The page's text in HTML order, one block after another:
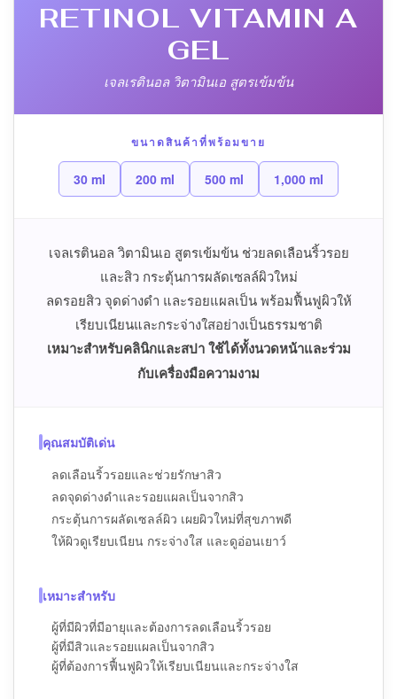
RETINOL VITAMIN A
GEL
เจลเรตินอล วิตามินเอ สูตรเข้มข้น
ขนาดสินค้าที่พร้อมขาย
30 ml 200 ml 500 ml 1,000 ml
เจลเรตินอล วิตามินเอ สูตรเข้มข้น ช่วยลดเลือนริ้วรอย
และสิว กระตุ้นการผลัดเซลล์ผิวใหม่
ลดรอยสิว จุดด่างดำ และรอยแผลเป็น พร้อมฟื้นฟูผิวให้
เรียบเนียนและกระจ่างใสอย่างเป็นธรรมชาติ
เหมาะสำหรับคลินิกและสปา ใช้ได้ทั้งนวดหน้าและร่วม
กับเครื่องมือความงาม
คุณสมบัติเด่น
ลดเลือนริ้วรอยและช่วยรักษาสิว
ลดจุดด่างดำและรอยแผลเป็นจากสิว
กระตุ้นการผลัดเซลล์ผิว เผยผิวใหม่ที่สุขภาพดี
ให้ผิวดูเรียบเนียน กระจ่างใส และดูอ่อนเยาว์
เหมาะสำหรับ
ผู้ที่มีผิวที่มีอายุและต้องการลดเลือนริ้วรอย
ผู้ที่มีสิวและรอยแผลเป็นจากสิว
ผู้ที่ต้องการฟื้นฟูผิวให้เรียบเนียนและกระจ่างใส